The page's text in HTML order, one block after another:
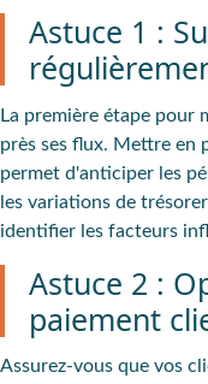
Astuce 1 :
La première étape pour
près ses flux. Mettre en
permet d'anticiper les
les variations de
identifier les facteurs
Astuce 2 :
paiement
Assurez-vous que vos